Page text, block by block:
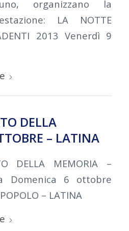
organizzano la
LA NOTTE
2013 Venerdì 9
DELLA
– LATINA
DELLA MEMORIA –
Domenica 6 ottobre
– LATINA